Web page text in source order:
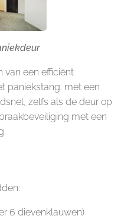
van een efficiënt
paniekstang: met een
zelfs als de deur op
met een
6 dievenklauwen)